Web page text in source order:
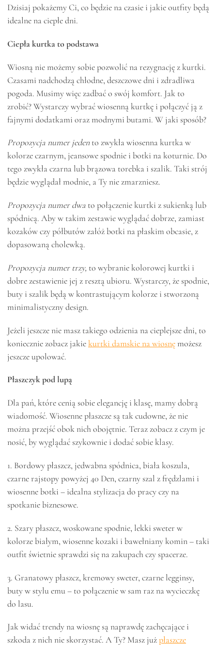
Dzisiaj pokażemy Ci, co będzie na czasie i jakie outfity będą
idealne na ciepłe dni.
Ciepła kurtka to podstawa
Wiosną nie możemy sobie pozwolić na rezygnację z kurtki.
Czasami nadchodzą chłodne, deszczowe dni i zdradliwa
pogoda. Musimy więc zadbać o swój komfort. Jak to
zrobić? Wystarczy wybrać wiosenną kurtkę i połączyć ją z
fajnymi dodatkami oraz modnymi butami. W jaki sposób?
Propozycja numer jeden to zwykła wiosenna kurtka w
kolorze czarnym, jeansowe spodnie i botki na koturnie. Do
tego zwykła czarna lub brązowa torebka i szalik. Taki strój
będzie wyglądał modnie, a Ty nie zmarzniesz.
Propozycja numer dwa to połączenie kurtki z sukienką lub
spódnicą. Aby w takim zestawie wyglądać dobrze, zamiast
kozaków czy półbutów załóż botki na płaskim obcasie, z
dopasowaną cholewką.
Propozycja numer trzy, to wybranie kolorowej kurtki i
dobre zestawienie jej z resztą ubioru. Wystarczy, że spodnie,
buty i szalik będą w kontrastującym kolorze i stworzoną
minimalistyczny design.
Jeżeli jeszcze nie masz takiego odzienia na cieplejsze dni, to
koniecznie zobacz jakiekurtki damskie na wiosnęmożesz
jeszcze upolować.
Płaszczyk pod lupą
Dla pań, które cenią sobie elegancję i klasę, mamy dobrą
wiadomość. Wiosenne płaszcze są tak cudowne, że nie
można przejść obok nich obojętnie. Teraz zobacz z czym je
nosić, by wyglądać szykownie i dodać sobie klasy.
1. Bordowy płaszcz, jedwabna spódnica, biała koszula,
czarne rajstopy powyżej 40 Den, czarny szal z frędzlami i
wiosenne botki – idealna stylizacja do pracy czy na
spotkanie biznesowe.
2. Szary płaszcz, woskowane spodnie, lekki sweter w
kolorze białym, wiosenne kozaki i bawełniany komin – taki
outfit świetnie sprawdzi się na zakupach czy spacerze.
3. Granatowy płaszcz, kremowy sweter, czarne legginsy,
buty w stylu emu – to połączenie w sam raz na wycieczkę
do lasu.
Jak widać trendy na wiosnę są naprawdę zachęcające i
szkoda z nich nie skorzystać. A Ty? Masz jużpłaszcze